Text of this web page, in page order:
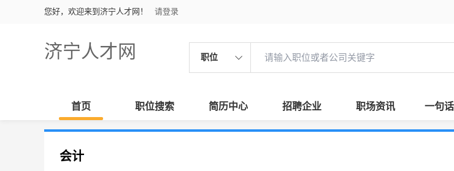
您好，欢迎来到济宁人才网！ 请登录
济宁人才网 职位
首页 职位搜索 简历中心 招聘企业 职场资讯 一句
会计